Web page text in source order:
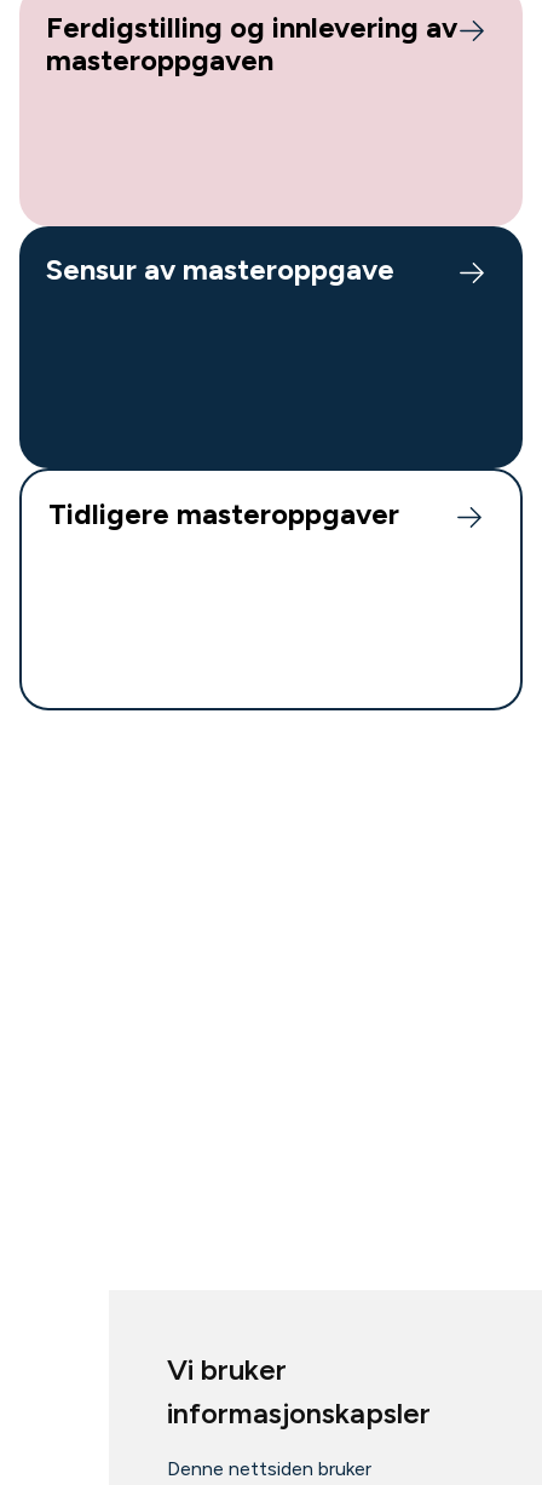
Vi bruker
informasjonskapsler
Denne nettsiden bruker
Ferdigstilling og innlevering av
masteroppgaven
Sensur av masteroppgave
Tidligere masteroppgaver